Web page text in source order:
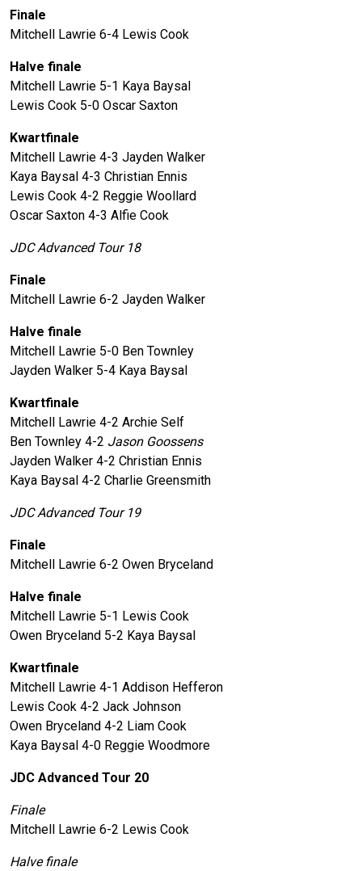
Finale
Mitchell Lawrie 6-4 Lewis Cook
Halve finale
Mitchell Lawrie 5-1 Kaya Baysal
Lewis Cook 5-0 Oscar Saxton
Kwartfinale
Mitchell Lawrie 4-3 Jayden Walker
Kaya Baysal 4-3 Christian Ennis
Lewis Cook 4-2 Reggie Woollard
Oscar Saxton 4-3 Alfie Cook
JDC Advanced Tour 18
Finale
Mitchell Lawrie 6-2 Jayden Walker
Halve finale
Mitchell Lawrie 5-0 Ben Townley
Jayden Walker 5-4 Kaya Baysal
Kwartfinale
Mitchell Lawrie 4-2 Archie Self
Ben Townley 4-2 Jason Goossens
Jayden Walker 4-2 Christian Ennis
Kaya Baysal 4-2 Charlie Greensmith
JDC Advanced Tour 19
Finale
Mitchell Lawrie 6-2 Owen Bryceland
Halve finale
Mitchell Lawrie 5-1 Lewis Cook
Owen Bryceland 5-2 Kaya Baysal
Kwartfinale
Mitchell Lawrie 4-1 Addison Hefferon
Lewis Cook 4-2 Jack Johnson
Owen Bryceland 4-2 Liam Cook
Kaya Baysal 4-0 Reggie Woodmore
JDC Advanced Tour 20
Finale
Mitchell Lawrie 6-2 Lewis Cook
Halve finale